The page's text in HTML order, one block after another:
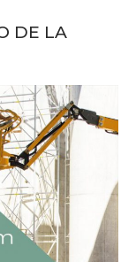
DE LA